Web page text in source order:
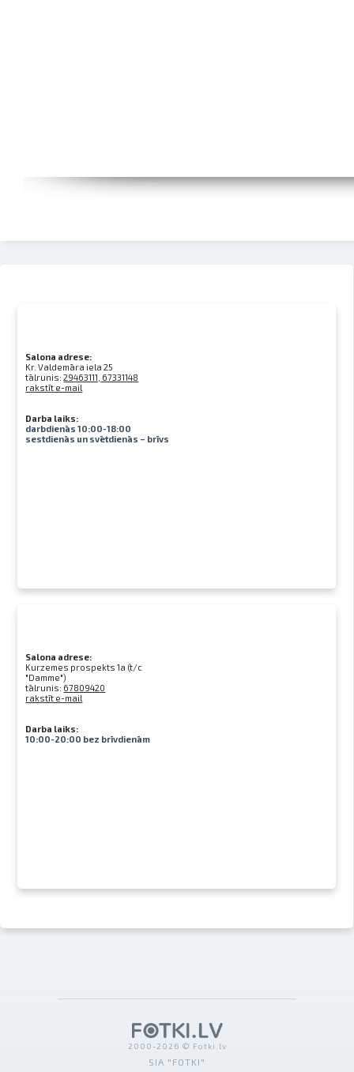
Salona adrese:
Kr. Valdemāra iela 25
tālrunis:29463111, 67331148
rakstīt e-mail
Darba laiks:
darbdienās 10:00-18:00
sestdienās un svētdienās – brīvs
Salona adrese:
Kurzemes prospekts 1a (t/c
"Damme")
tālrunis: 67809420
rakstīt e-mail
Darba laiks:
10:00-20:00 bez brīvdienām
2000-2026 © Fotki.lv
SIA "FOTKI"